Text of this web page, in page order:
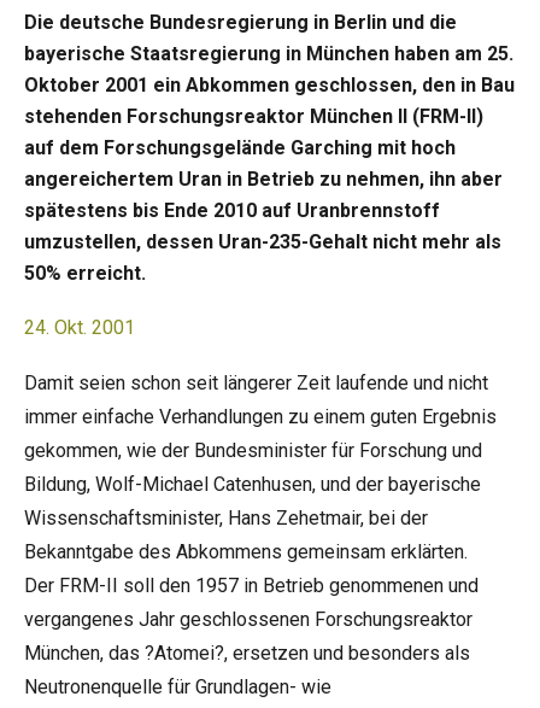
Die deutsche Bundesregierung in Berlin und die
bayerische Staatsregierung in München haben am 25.
Oktober 2001 ein Abkommen geschlossen, den in Bau
stehenden Forschungsreaktor München II (FRM-II)
auf dem Forschungsgelände Garching mit hoch
angereichertem Uran in Betrieb zu nehmen, ihn aber
spätestens bis Ende 2010 auf Uranbrennstoff
umzustellen, dessen Uran-235-Gehalt nicht mehr als
50% erreicht.
24. Okt. 2001
Damit seien schon seit längerer Zeit laufende und nicht
immer einfache Verhandlungen zu einem guten Ergebnis
gekommen, wie der Bundesminister für Forschung und
Bildung, Wolf-Michael Catenhusen, und der bayerische
Wissenschaftsminister, Hans Zehetmair, bei der
Bekanntgabe des Abkommens gemeinsam erklärten.
Der FRM-II soll den 1957 in Betrieb genommenen und
vergangenes Jahr geschlossenen Forschungsreaktor
München, das ?Atomei?, ersetzen und besonders als
Neutronenquelle für Grundlagen- wie